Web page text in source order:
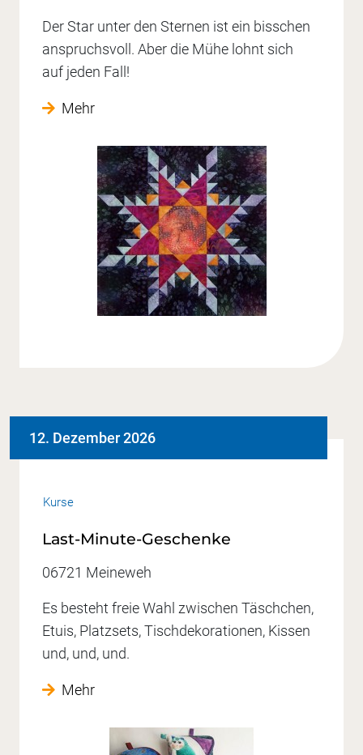
Der Star unter den Sternen ist ein bisschen
anspruchsvoll. Aber die Mühe lohnt sich
auf jeden Fall!
Mehr
Kurse
12. Dezember 2026
Last-Minute-Geschenke
06721 Meineweh
Es besteht freie Wahl zwischen Täschchen,
Etuis, Platzsets, Tischdekorationen, Kissen
und, und, und.
Mehr